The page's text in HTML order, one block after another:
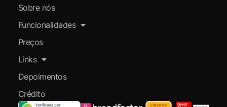
Sobre nós
Funcionalidades
Preços
Links
Depoimentos
Crédito